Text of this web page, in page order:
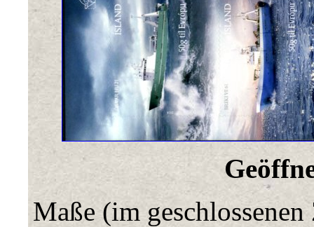
Maße (im